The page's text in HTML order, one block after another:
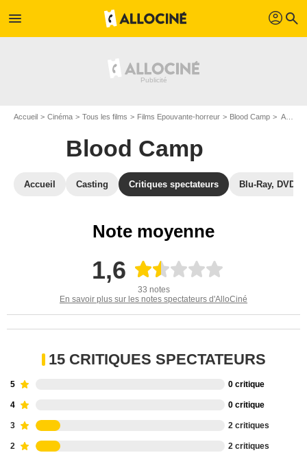
menu profil search
Accueil Cinéma Tous les films Films Epouvante-horreur Blood Camp Avis sur Blood Camp
Blood Camp
Accueil Casting Critiques spectateurs Blu-Ray, DVD
Note moyenne
1,6
33 notes
En savoir plus sur les notes spectateurs d'AlloCiné
15 CRITIQUES SPECTATEURS
5 0 critique
4 0 critique
3 2 critiques
2 2 critiques